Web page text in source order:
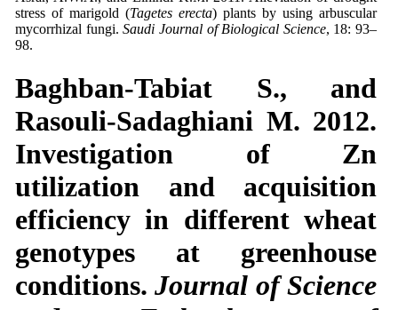
stress of marigold (Tagetes erecta) plants by using arbuscular
mycorrhizal fungi.Saudi Journal of Biological Science, 18: 93–
98.
Baghban-Tabiat S., and
Rasouli-Sadaghiani M. 2012.
Investigation of Zn
utilization and acquisition
efficiency in different wheat
genotypes at greenhouse
conditions.Journal of Science